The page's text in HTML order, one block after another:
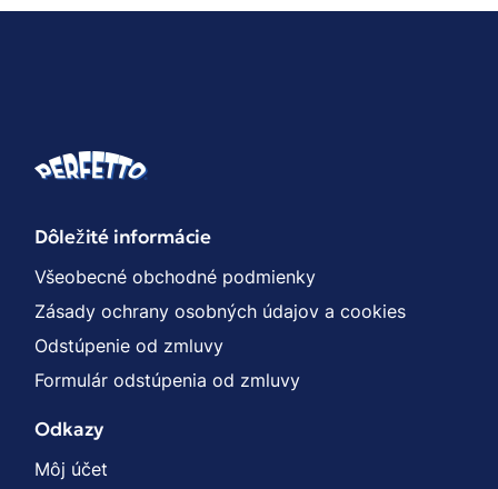
Dôležité informácie
Všeobecné obchodné podmienky
Zásady ochrany osobných údajov a cookies
Odstúpenie od zmluvy
Formulár odstúpenia od zmluvy
Odkazy
Môj účet